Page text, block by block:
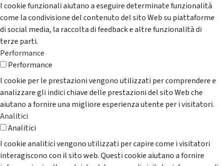
I cookie funzionali aiutano a eseguire determinate funzionalità
come la condivisione del contenuto del sito Web su piattaforme
di social media, la raccolta di feedback e altre funzionalità di
terze parti.
Performance
Performance
I cookie per le prestazioni vengono utilizzati per comprendere e
analizzare gli indici chiave delle prestazioni del sito Web che
aiutano a fornire una migliore esperienza utente per i visitatori.
Analitici
Analitici
I cookie analitici vengono utilizzati per capire come i visitatori
interagiscono con il sito web. Questi cookie aiutano a fornire